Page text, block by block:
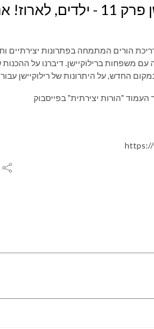
אנחנו עוברים
הורים המתמחה בפתרונות יצירתיים
משפחות ברילוקיישן. דיברנו על
https://